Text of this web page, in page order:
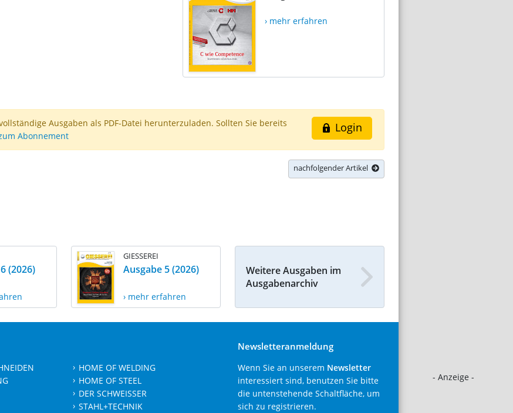
- Anzeige -
› mehr erfahren
Login
Ausgaben als PDF-Datei herunterzuladen. Sollten Sie bereits
Abonnement
nachfolgender Artikel
(2026)
GIESSEREI
Ausgabe 5 (2026)
› mehr erfahren
Weitere Ausgaben im
Ausgabenarchiv
HOME OF WELDING
HOME OF STEEL
DER SCHWEISSER
STAHL+TECHNIK
Newsletteranmeldung
Wenn Sie an unserem Newsletter
interessiert sind, benutzen Sie bitte
die untenstehende Schaltfläche, um
sich zu registrieren.